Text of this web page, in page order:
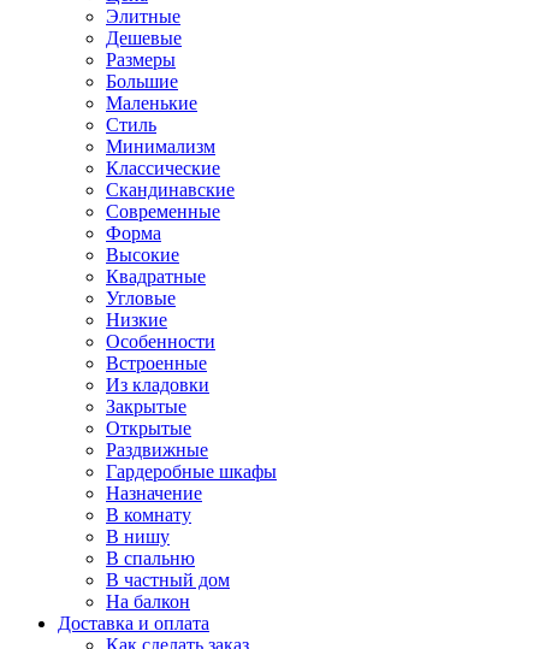
Элитные
Дешевые
Размеры
Большие
Маленькие
Стиль
Минимализм
Классические
Скандинавские
Современные
Форма
Высокие
Квадратные
Угловые
Низкие
Особенности
Встроенные
Из кладовки
Закрытые
Открытые
Раздвижные
Гардеробные шкафы
Назначение
В комнату
В нишу
В спальню
В частный дом
На балкон
Доставка и оплата
Как сделать заказ